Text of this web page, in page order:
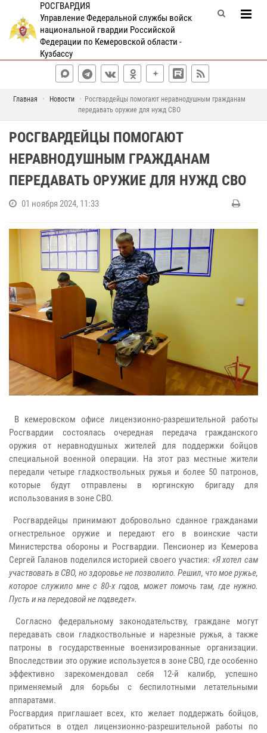
РОСГВАРДИЯ
Управление Федеральной службы войск
национальной гвардии Российской
Федерации по Кемеровской области -
Кузбассу
Главная Новости
Росгвардейцы помогают неравнодушным гражданам
передавать оружие для нужд СВО
РОСГВАРДЕЙЦЫ ПОМОГАЮТ
НЕРАВНОДУШНЫМ ГРАЖДАНАМ
ПЕРЕДАВАТЬ ОРУЖИЕ ДЛЯ НУЖД СВО
01 ноября 2024, 11:33
В кемеровском офисе лицензионно-разрешительной работы
Росгвардии состоялась очередная передача гражданского
оружия от неравнодушных жителей для поддержки бойцов
специальной военной операции. На этот раз местные жители
передали четыре гладкоствольных ружья и более 50 патронов,
которые будут отправлены в юргинскую бригаду для
использования в зоне СВО.
Росгвардейцы принимают добровольно сданное гражданами
огнестрельное оружие и передают его в воинские части
Министерства обороны и Росгвардии. Пенсионер из Кемерова
Сергей Галанов поделился историей своего участия: «Я хотел сам
участвовать в СВО, но здоровье не позволило. Решил, что мое ружье,
которое служило мне с 80-х годов, может помочь там, где нужно.
Пусть и на передовой не подведет».
Согласно федеральному законодательству, граждане могут
передавать свои гладкоствольные и нарезные ружья, а также
патроны в государственные военизированные организации.
Впоследствии это оружие используется в зоне СВО, где особенно
эффективно зарекомендовал себя 12-й калибр, успешно
применяемый для борьбы с беспилотными летательными
аппаратами.
Росгвардия приглашает всех, кто желает поддержать бойцов,
обратиться в отдел лицензионно-разрешительной работы по